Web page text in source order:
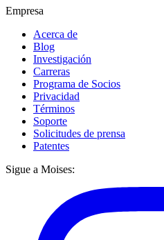
Empresa
Acerca de
Blog
Investigación
Carreras
Programa de Socios
Privacidad
Términos
Soporte
Solicitudes de prensa
Patentes
Sigue a Moises: